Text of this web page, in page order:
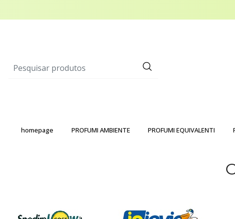
homepage PROFUMI AMBIENTE PROFUMI EQUIVALENTI